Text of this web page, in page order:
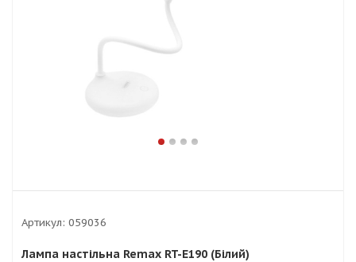
Артикул: 059036
Лампа настільна Remax RT-E190 (Білий)